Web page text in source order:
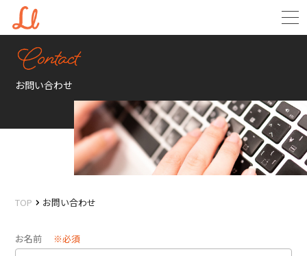
お問い合わせ
TOP お問い合わせ
お名前 ※必須